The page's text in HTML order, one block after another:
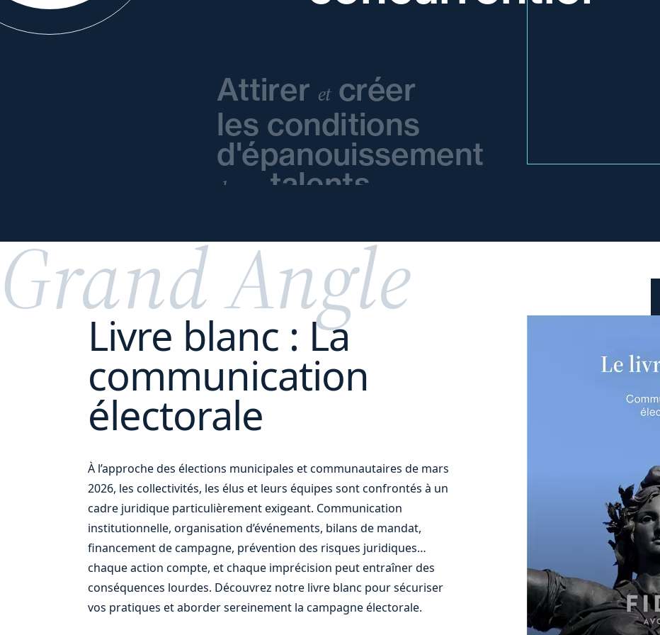
Attirer etcréer
les conditions
d'épanouissement
de vos talents
vos
Grand Angle
Livre blanc : La
communication
électorale
À l’approche des élections municipales et communautaires de mars
2026, les collectivités, les élus et leurs équipes sont confrontés à un
cadre juridique particulièrement exigeant. Communication
institutionnelle, organisation d’événements, bilans de mandat,
financement de campagne, prévention des risques juridiques…
chaque action compte, et chaque imprécision peut entraîner des
conséquences lourdes. Découvrez notre livre blanc pour sécuriser
vos pratiques et aborder sereinement la campagne électorale.